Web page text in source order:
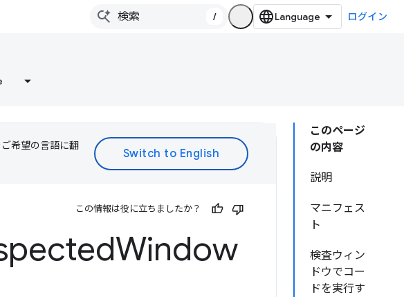
/ ログイン
このページ
の内容
説明
マニフェス
ト
検査ウィン
ドウでコー
ドを実行す
希望の言語に翻
この情報は役に立ちましたか？
Window